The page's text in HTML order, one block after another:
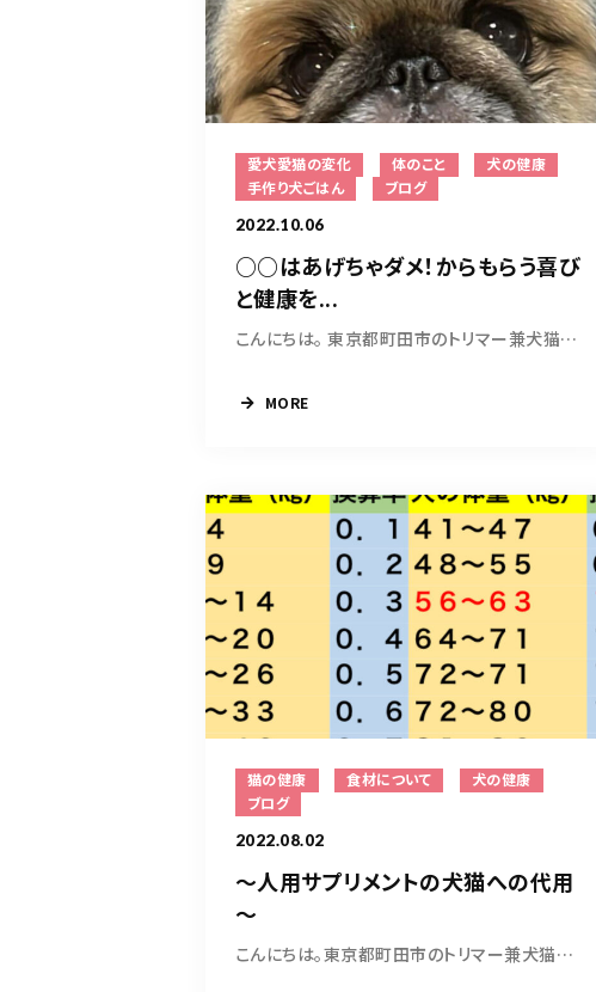
愛犬愛猫の変化 体のこと
犬の健康
手作り犬ごはん
ブログ
2022.10.06
○○はあげちゃダメ！からもらう喜び
と健康を...
こんにちは。 東京都町田市のトリマー兼犬猫ごは...
MORE
猫の健康 食材について
犬の健康
ブログ
2022.08.02
～人用サプリメントの犬猫への代用
～
こんにちは。東京都町田市のトリマー兼犬猫ごは...